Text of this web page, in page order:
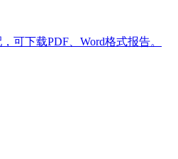
下载PDF、Word格式报告。